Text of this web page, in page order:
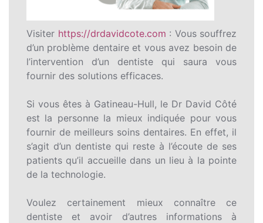
Visiter https://drdavidcote.com : Vous souffrez
d’un problème dentaire et vous avez besoin de
l’intervention d’un dentiste qui saura vous
fournir des solutions efficaces.
Si vous êtes à Gatineau-Hull, le Dr David Côté
est la personne la mieux indiquée pour vous
fournir de meilleurs soins dentaires. En effet, il
s’agit d’un dentiste qui reste à l’écoute de ses
patients qu’il accueille dans un lieu à la pointe
de la technologie.
Voulez certainement mieux connaître ce
dentiste et avoir d’autres informations à